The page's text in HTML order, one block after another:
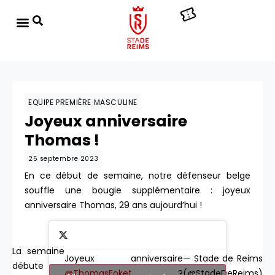
EQUIPE PREMIÈRE MASCULINE
Joyeux anniversaire
Thomas !
25 septembre 2023
En ce début de semaine, notre défenseur belge
souffle une bougie supplémentaire : joyeux
anniversaire Thomas, 29 ans aujourd’hui !
La semaine
débute
Joyeux anniversaire— Stade de Reims